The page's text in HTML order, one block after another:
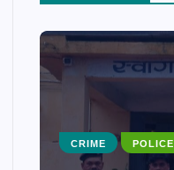
CRIME POLICE